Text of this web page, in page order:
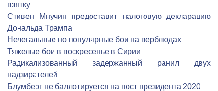
взятку
Стивен Мнучин предоставит налоговую декларацию
Дональда Трампа
Нелегальные но популярные бои на верблюдах
Тяжелые бои в воскресенье в Сирии
Радикализованный задержанный ранил двух
надзирателей
Блумберг не баллотируется на пост президента 2020